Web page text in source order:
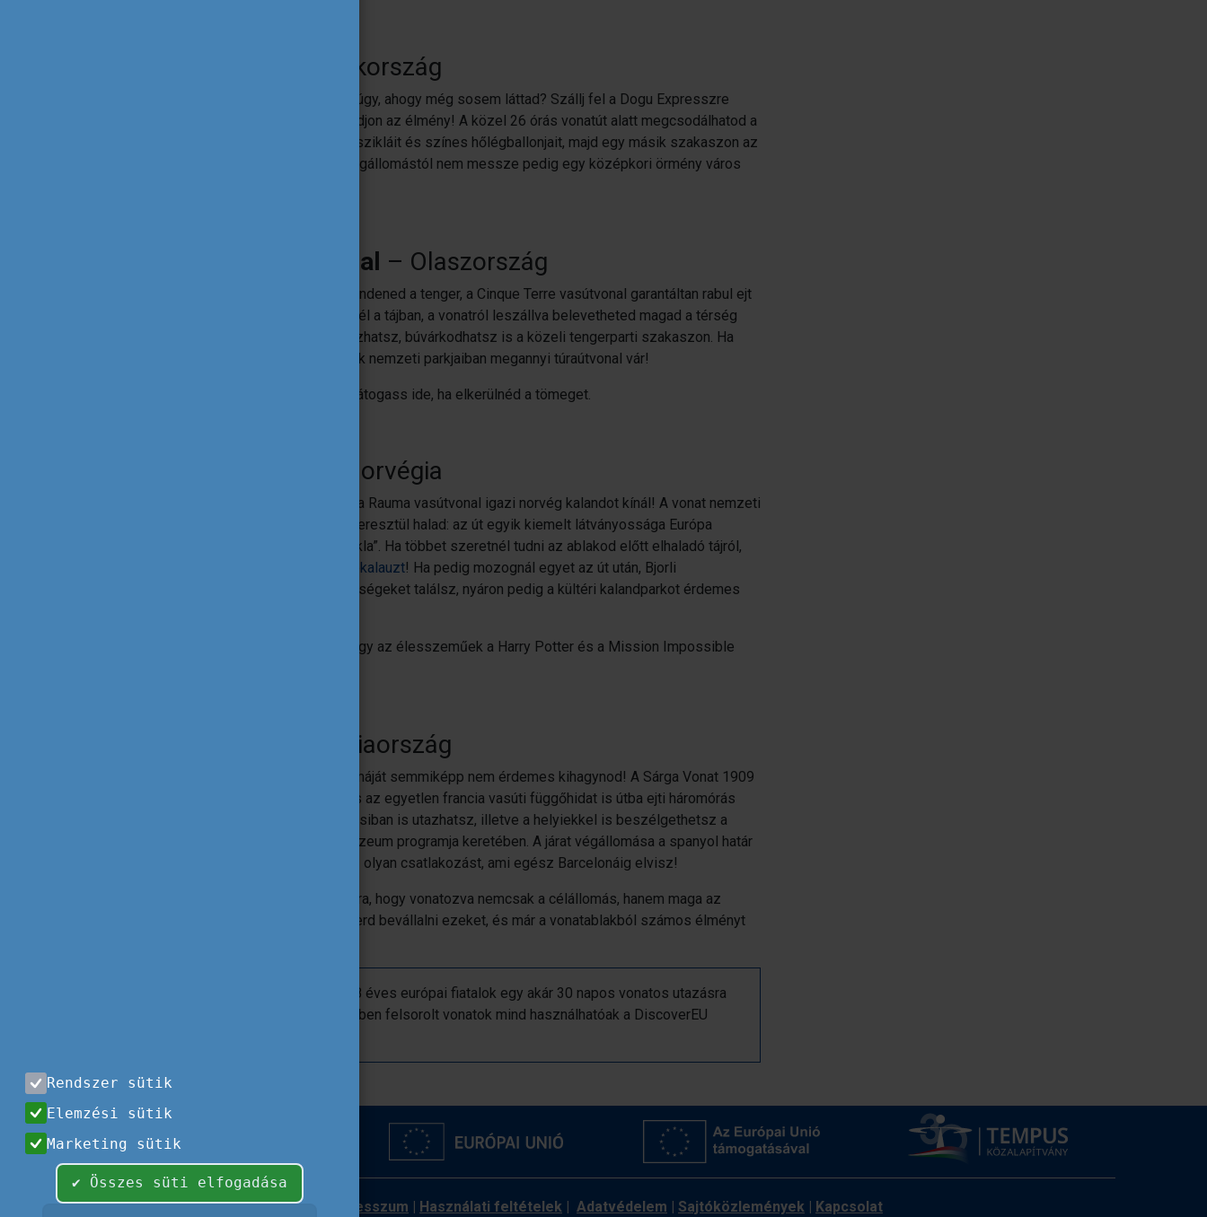
– Törökország
Szívesen megismernéd Törökországot, úgy, ahogy még sosem láttad? Szállj fel a Dogu Expresszre
Ankarában, és hagyd, hogy magával ragadjon az élmény! A közel 26 órás vonatút alatt megcsodálhatod a
Kappadókia régió híres „tündérkémény” szikláit és színes hőlégballonjait, majd egy másik szakaszon az
Eufrátesz völgye tárul szemeid elé. A végállomástól nem messze pedig egy középkori örmény város
Cinque Terre vasútvonal – Olaszország
Ha kedveled a festői kisvárosokat és mindened a tenger, a Cinque Terre vasútvonal garantáltan rabul ejt
majd! Ha nem csak távolról gyönyörködnél a tájban, a vonatról leszállva belevetheted magad a térség
változatos vízi programjaiba – pl. kajakozhatsz, búvárkodhatsz is a közeli tengerparti szakaszon. Ha
pedig maradnál a szárazföldön, a környék nemzeti parkjaiban megannyi túraútvonal vár!
Ajánljuk, hogy inkább ősszel vagy télen látogass ide, ha elkerülnéd a tömeget.
– Norvégia
Ha szívesen beutaznál egy északi tájat, a Rauma vasútvonal igazi norvég kalandot kínál! A vonat nemzeti
parkokon, fjordokon és hegyvidékeken keresztül halad: az út egyik kiemelt látványossága Európa
legmagasabb sziklafala, az ún. „Troll szikla”. Ha többet szeretnél tudni az ablakod előtt elhaladó tájról,
audiokalauzt! Ha pedig mozognál egyet az út után, Bjorli
végállomáson télen kiváló síelési lehetőségeket találsz, nyáron pedig a kültéri kalandparkot érdemes
A vonalon több híres filmet is forgatták, így az élesszeműek a Harry Potter és a Mission Impossible
– Franciaország
A katalán Pireneusok lenyűgöző panorámáját semmiképp nem érdemes kihagynod! A Sárga Vonat 1909
óta közlekedik ezekben a hegyekben, és az egyetlen francia vasúti függőhidat is útba ejti háromórás
menetideje alatt. Nyáron nyitott vonatkocsiban is utazhatsz, illetve a helyiekkel is beszélgethetsz a
magaslati kertészkedésről Cerdanya múzeum programja keretében. A járat végállomása a spanyol határ
közelében van, így innen könnyen találsz olyan csatlakozást, ami egész Barcelonáig elvisz!
Reméljük, ez a válogatás ráébresztett arra, hogy vonatozva nemcsak a célállomás, hanem maga az
utazás is emlékezetes élmény lehet! Merd bevállalni ezeket, és már a vonatablakból számos élményt
A DiscoverEU program keretében a 18 éves európai fiatalok egy akár 30 napos vonatos utazásra
nyerhetnek Interrail bérletet. A fentiekben felsorolt vonatok mind használhatóak a DiscoverEU
Impresszum | Használati feltételek | Adatvédelem | Sajtóközlemények | Kapcsolat
Rendszer sütik
Elemzési sütik
Marketing sütik
✔ Összes süti elfogadása